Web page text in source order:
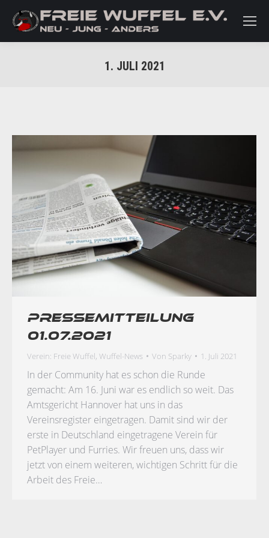
1. JULI 2021
Pressemitteilung
01.07.2021
Verein: Freie Wuffel, Wuffel-News Von Sparky 1. Juli 2021
In der Community hat es schon die Runde
gemacht: Am 16. Juni war es endlich so weit. Das
Amtsgericht Hannover hat uns in das
Vereinsregister eingetragen. Damit sind wir der
erste in Deutschland eingetragene Verein für
PetPlayer und Furries. Wir freuen uns, dass wir
jetzt von einem weiteren, wichtigen Schritt für die
Arbeit des Freie…